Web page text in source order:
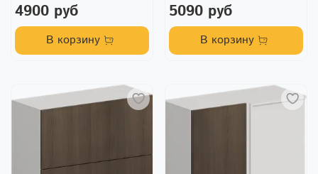
4900 руб
В корзину
5090 руб
В корзину